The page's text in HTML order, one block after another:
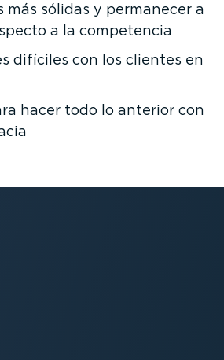
más sólidas y permanecer a
a la competencia
difíciles con los clientes en
hacer todo lo anterior con